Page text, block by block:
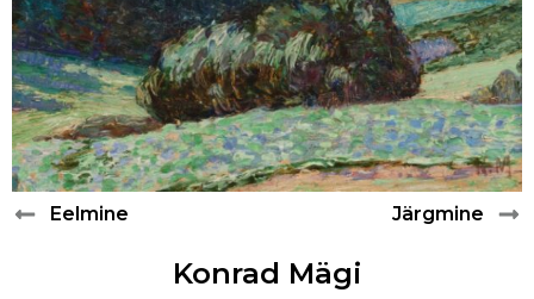
ABIMATERJALID
KONTAKT
PAUL RAUD
ANTS LAIKMAA
LUDVIG OSKAR
Eelmine Järgmine
Konrad Mägi